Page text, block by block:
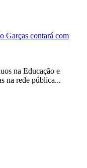
na Educação e
na rede pública...